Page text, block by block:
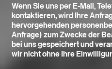
Wenn Sie uns per E-Mail,
kontaktieren, wird Ihre
hervorgehenden
Anfrage) zum Zwecke der
bei uns gespeichert und
wir nicht ohne Ihre